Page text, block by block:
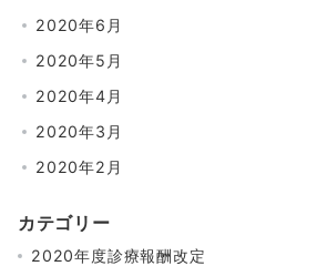
2020年6月
2020年5月
2020年4月
2020年3月
2020年2月
カテゴリー
2020年度診療報酬改定